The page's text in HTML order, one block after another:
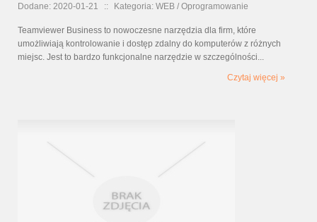
Dodane: 2020-01-21 :: Kategoria: WEB / Oprogramowanie
Teamviewer Business to nowoczesne narzędzia dla firm, które
umożliwiają kontrolowanie i dostęp zdalny do komputerów z różnych
miejsc. Jest to bardzo funkcjonalne narzędzie w szczególności...
Czytaj więcej »